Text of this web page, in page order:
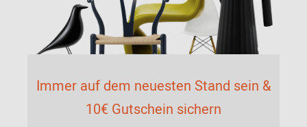
Immer auf dem neuesten Stand sein &
10€ Gutschein sichern